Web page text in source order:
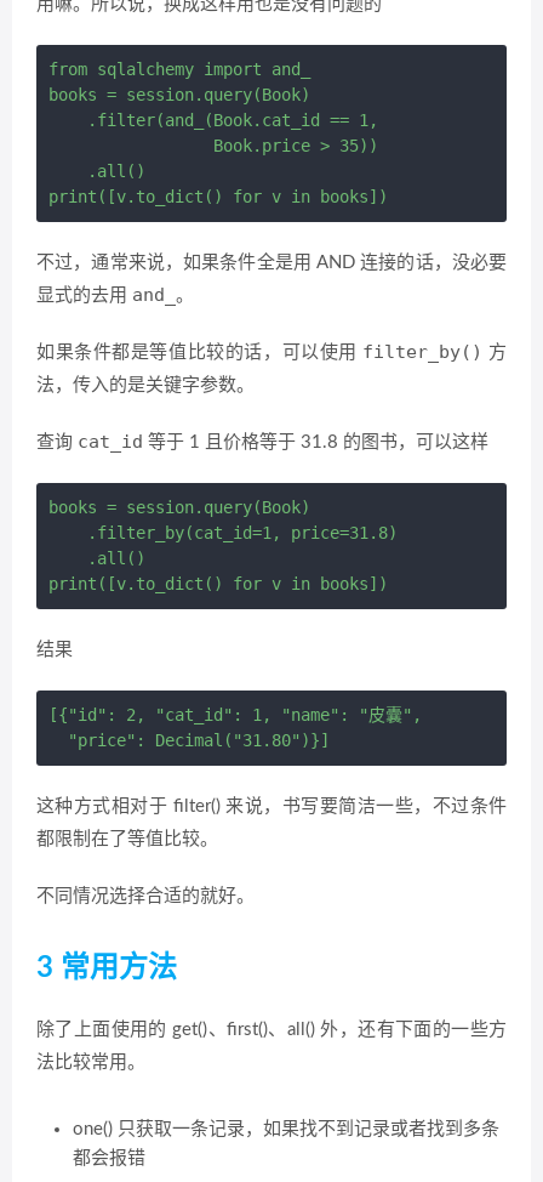
用嘛。所以说，换成这样用也是没有问题的
from sqlalchemy import and_
books = session.query(Book)
    .filter(and_(Book.cat_id == 1,
                 Book.price > 35))
    .all()
不过，通常来说，如果条件全是用 AND 连接的话，没必要
显式的去用 and_ 。
如果条件都是等值比较的话，可以使用 filter_by() 方
法，传入的是关键字参数。
查询 cat_id 等于 1 且价格等于 31.8 的图书，可以这样
books = session.query(Book)
    .filter_by(cat_id=1, price=31.8)
    .all()
结果
[{"id": 2, "cat_id": 1, "name": "皮囊",
这种方式相对于 filter() 来说，书写要简洁一些，不过条件
都限制在了等值比较。
不同情况选择合适的就好。
3 常用方法
除了上面使用的 get()、first()、all() 外，还有下面的一些方
法比较常用。
one() 只获取一条记录，如果找不到记录或者找到多条
都会报错